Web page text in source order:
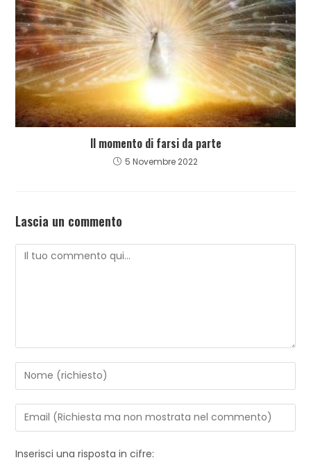
Il momento di farsi da parte
5 Novembre 2022
Lascia un commento
Inserisci una risposta in cifre: